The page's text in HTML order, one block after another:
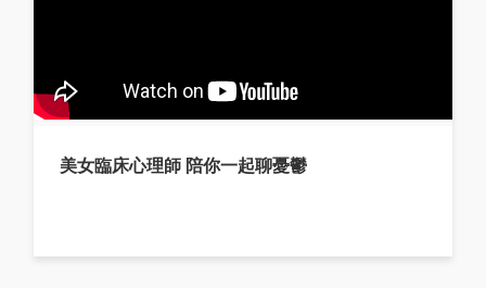
美女臨床心理師 陪你一起聊憂鬱